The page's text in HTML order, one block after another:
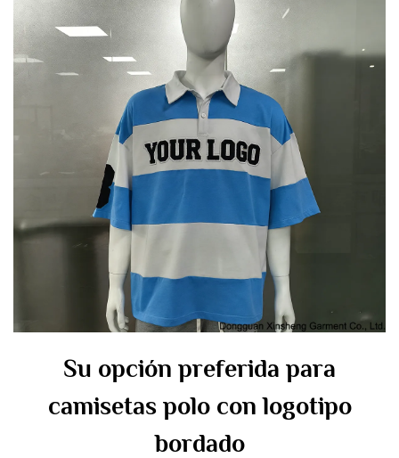
Su opción preferida para
camisetas polo con logotipo
bordado